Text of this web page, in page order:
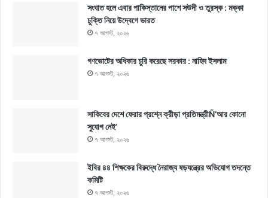
সংঘাত হলে এবার পাকিস্তানের পাশে সউদী ও তুরস্ক : মক্কা
চুক্তি নিয়ে উদ্বেগে ভারত
৭ আগস্ট, ২০২৬
গণভোটের অধিকার চুরি করেছে সরকার : নাহিদ ইসলাম
৭ আগস্ট, ২০২৬
সাকিবের দেশে ফেরার প্রশ্নে ক্রীড়া প্রতিমন্ত্রীÑ‘আর কোনো
সুযোগ নেই’
৭ আগস্ট, ২০২৬
ইবির ৪৪ শিক্ষকের বিরুদ্ধে নৈরাজ্য ষড়যন্ত্রের অভিযোগ তদন্তে
কমিটি
৭ আগস্ট, ২০২৬